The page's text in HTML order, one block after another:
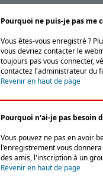
Pourquoi ne puis-je pas me
Vous êtes-vous enregistré ?
vous devriez contacter le
toujours pas vous connecter,
contactez l'administrateur du
Revenir en haut de page
Pourquoi n'ai-je pas besoin
Vous pouvez ne pas en avoir
l'enregistrement vous
des amis, l'inscription à un
Revenir en haut de page